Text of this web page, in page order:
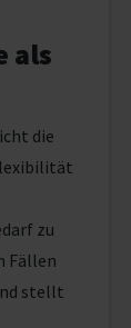
als
die
zu
Fällen
stellt